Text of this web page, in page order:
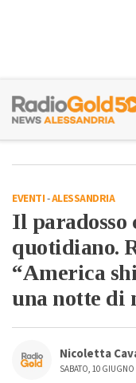
EVENTI-ALESSANDRIA
Il paradosso
quotidiano.
“America
una notte di
Nicoletta
SABATO, 10 GIUGNO